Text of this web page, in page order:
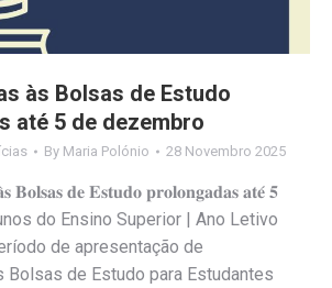
às Bolsas de Estudo
até 5 de dezembro
By Maria Polónio 28 Novembro 2025
𝐁𝐨𝐥𝐬𝐚𝐬 𝐝𝐞 𝐄𝐬𝐭𝐮𝐝𝐨 𝐩𝐫𝐨𝐥𝐨𝐧𝐠𝐚𝐝𝐚𝐬 𝐚𝐭𝐞́ 𝟓
do Ensino Superior | Ano Letivo
de apresentação de
Bolsas de Estudo para Estudantes